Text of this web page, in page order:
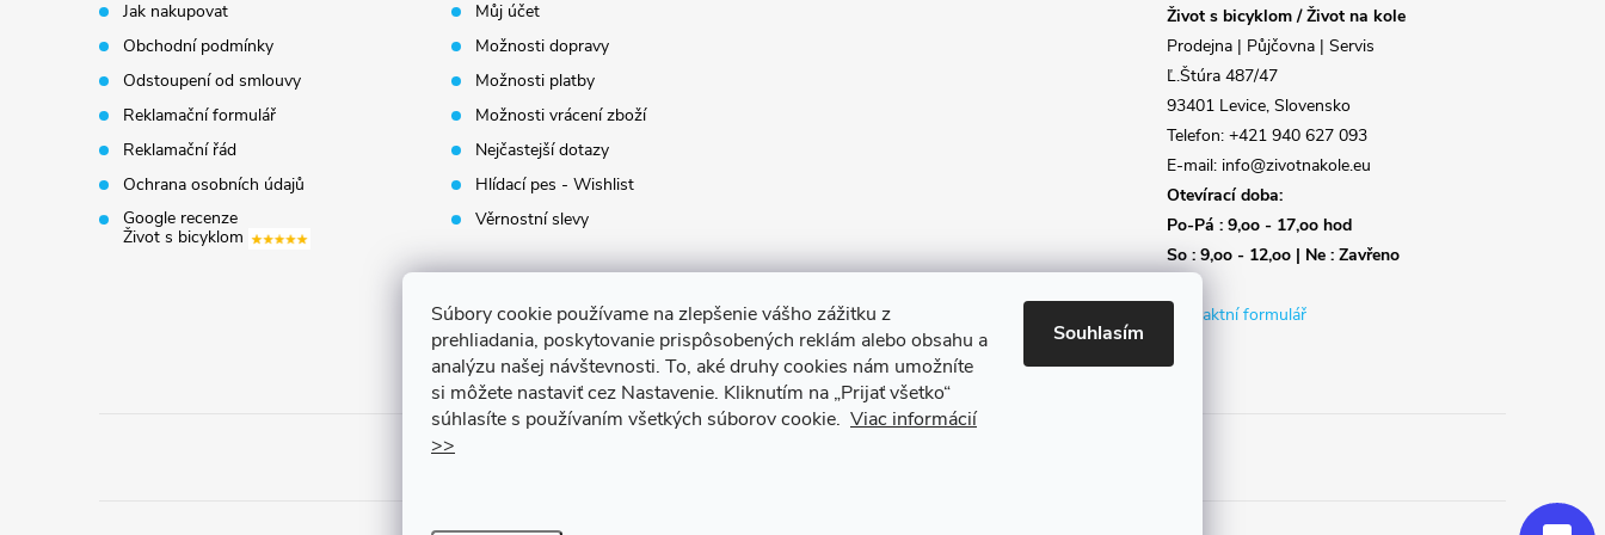
Súbory cookie používame na zlepšenie vášho zážitku z
prehliadania, poskytovanie prispôsobených reklám alebo obsahu a
analýzu našej návštevnosti. To, aké druhy cookies nám umožníte
si môžete nastaviť cez Nastavenie. Kliknutím na „Prijať všetko“
súhlasíte s používaním všetkých súborov cookie. Viac informácií
>>
Souhlasím
Jak nakupovat
Obchodní podmínky
Odstoupení od smlouvy
Reklamační formulář
Reklamační řád
Ochrana osobních údajů
Google recenze
Život s bicyklom
Můj účet
Možnosti dopravy
Možnosti platby
Možnosti vrácení zboží
Nejčastejší dotazy
Hlídací pes - Wishlist
Věrnostní slevy
Život s bicyklom / Život na kole
Prodejna | Půjčovna | Servis
Ľ.Štúra 487/47
93401 Levice, Slovensko
Telefon: +421 940 627 093
E-mail: info@zivotnakole.eu
Otevírací doba:
Po-Pá : 9,oo - 17,oo hod
So : 9,oo - 12,oo | Ne : Zavřeno
Kontaktní formulář
Poslat